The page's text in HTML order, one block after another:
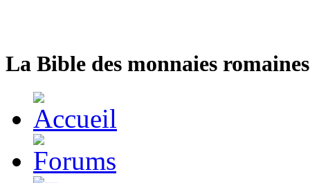
La Bible des monnaies